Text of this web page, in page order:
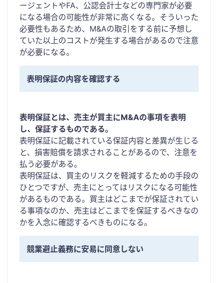
ージェントやFA、公認会計士などの専門家が必要
になる場合の可能性が非常に高くなる。そういった
必要性もあるため、M&Aの取引をする前に予想し
ていた以上のコストが発生する場合があるので注意
が必要になる。
表明保証の内容を確認する
表明保証とは、売主が買主にM&Aの事項を表明
し、保証するものである。
表明保証に記載されている保証内容と差異が生じる
と、損害賠償を請求されることがあるので、注意を
払う必要がある。
表明保証は、買主のリスクを軽減するための手段の
ひとつですが、売主にとってはリスクになる可能性
があるものである。買主はどこまでが保証されてい
る事項なのか、売主はどこまでを保証するべきなの
かを入念に確認するべきものになる。
競業避止義務に安易に同意しない